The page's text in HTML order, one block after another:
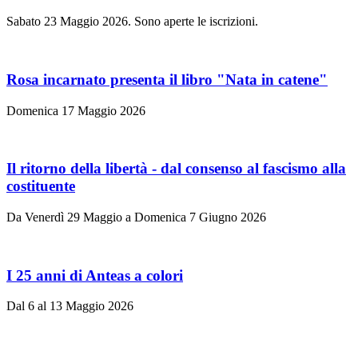
Sabato 23 Maggio 2026. Sono aperte le iscrizioni.
Rosa incarnato presenta il libro "Nata in catene"
Domenica 17 Maggio 2026
Il ritorno della libertà - dal consenso al fascismo alla
costituente
Da Venerdì 29 Maggio a Domenica 7 Giugno 2026
I 25 anni di Anteas a colori
Dal 6 al 13 Maggio 2026